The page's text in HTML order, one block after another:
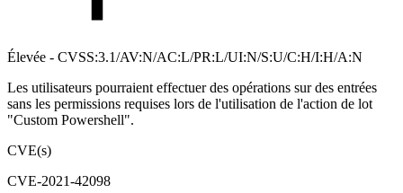
Élevée - CVSS:3.1/AV:N/AC:L/PR:L/UI:N/S:U/C:H/I:H/A:N
Les utilisateurs pourraient effectuer des opérations sur des entrées
sans les permissions requises lors de l'utilisation de l'action de lot
"Custom Powershell".
CVE(s)
CVE-2021-42098